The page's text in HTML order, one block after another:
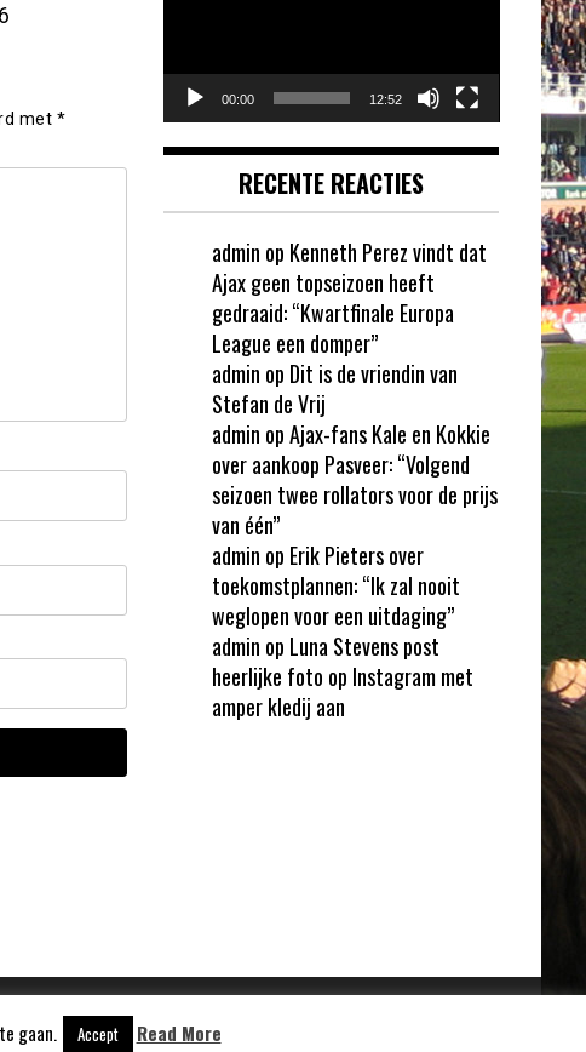
met *
00:00 12:52
RECENTE REACTIES
admin op Kenneth Perez vindt dat
Ajax geen topseizoen heeft
gedraaid: “Kwartfinale Europa
League een domper”
admin op Dit is de vriendin van
Stefan de Vrij
admin opAjax-fans Kale en Kokkie
over aankoop Pasveer: “Volgend
seizoen twee rollators voor de prijs
van één”
admin op Erik Pieters over
toekomstplannen: “Ik zal nooit
weglopen voor een uitdaging”
admin op Luna Stevens post
heerlijke foto op Instagram met
amper kledij aan
gaan. Accept Read More